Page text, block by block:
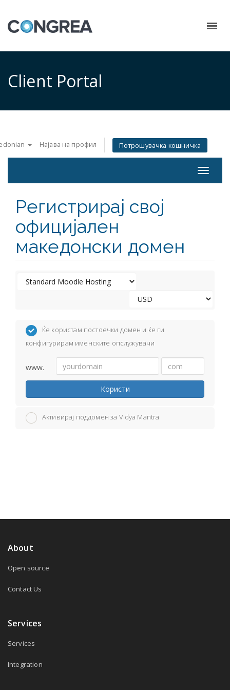
Client Portal
Најава на профил Потрошувачка кошничка
Toggle
Регистрирај свој
официјален
македонски домен
Ќе користам постоечки домен и ќе ги
конфигурирам именските опслужувачи
www.
Користи
Активирај поддомен за Vidya Mantra
About
Open source
Contact Us
Services
Services
Integration